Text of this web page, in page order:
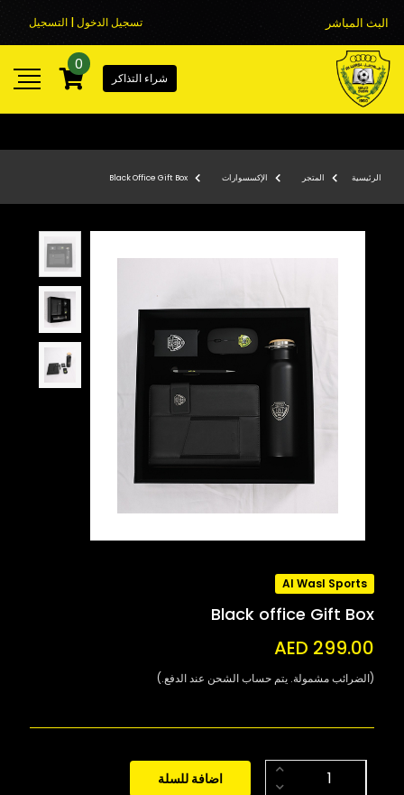
البث المباشر تسجيل الدخول | التسجيل
شراء التذاكر
0
الرئيسية المتجر الإكسسوارات Black Office Gift Box
Al Wasl Sports
Black office Gift Box
AED 299.00
(الضرائب مشمولة. يتم حساب الشحن عند الدفع.)
اضافة للسلة